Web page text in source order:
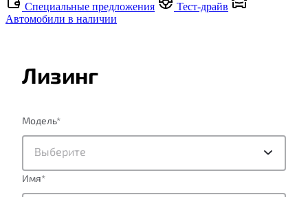
Специальные предложения
Тест-драйв
Автомобили в наличии
Лизинг
Модель*
Выберите
Имя*